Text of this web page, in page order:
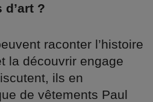
?
raconter l’histoire
la découvrir engage
ils en
de vêtements Paul